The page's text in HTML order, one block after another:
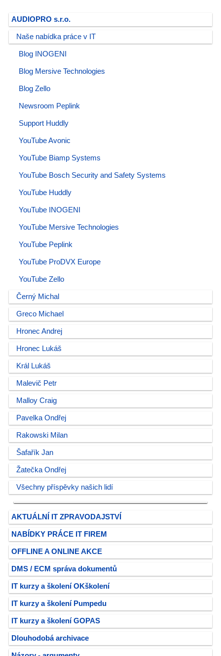
AUDIOPRO s.r.o.
Naše nabídka práce v IT
Blog INOGENI
Blog Mersive Technologies
Blog Zello
Newsroom Peplink
Support Huddly
YouTube Avonic
YouTube Biamp Systems
YouTube Bosch Security and Safety Systems
YouTube Huddly
YouTube INOGENI
YouTube Mersive Technologies
YouTube Peplink
YouTube ProDVX Europe
YouTube Zello
Černý Michal
Greco Michael
Hronec Andrej
Hronec Lukáš
Král Lukáš
Malevič Petr
Malloy Craig
Pavelka Ondřej
Rakowski Milan
Šafařík Jan
Žatečka Ondřej
Všechny příspěvky našich lidí
AKTUÁLNÍ IT ZPRAVODAJSTVÍ
NABÍDKY PRÁCE IT FIREM
OFFLINE A ONLINE AKCE
DMS / ECM správa dokumentů
IT kurzy a školení OKškolení
IT kurzy a školení Pumpedu
IT kurzy a školení GOPAS
Dlouhodobá archivace